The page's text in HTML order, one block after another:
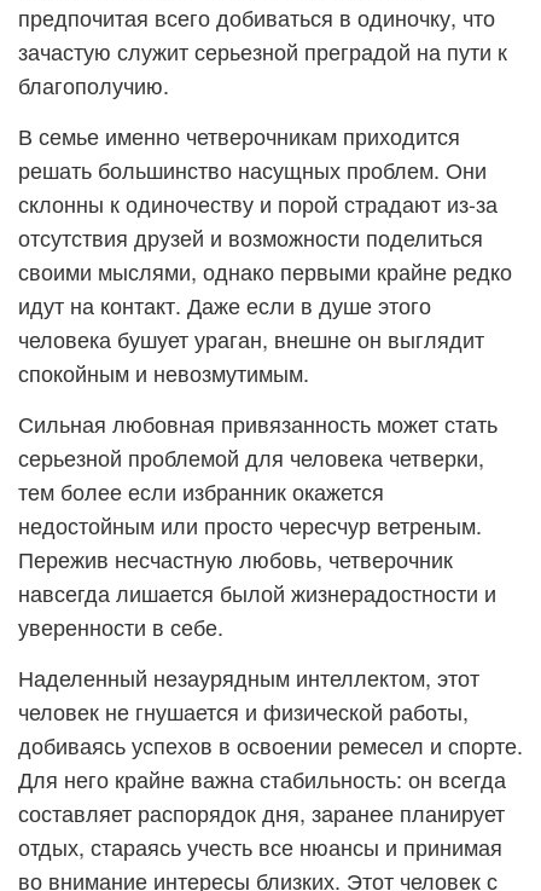
предпочитая всего добиваться в одиночку, что
зачастую служит серьезной преградой на пути к
благополучию.
В семье именно четверочникам приходится
решать большинство насущных проблем. Они
склонны к одиночеству и порой страдают из-за
отсутствия друзей и возможности поделиться
своими мыслями, однако первыми крайне редко
идут на контакт. Даже если в душе этого
человека бушует ураган, внешне он выглядит
спокойным и невозмутимым.
Сильная любовная привязанность может стать
серьезной проблемой для человека четверки,
тем более если избранник окажется
недостойным или просто чересчур ветреным.
Пережив несчастную любовь, четверочник
навсегда лишается былой жизнерадостности и
уверенности в себе.
Наделенный незаурядным интеллектом, этот
человек не гнушается и физической работы,
добиваясь успехов в освоении ремесел и спорте.
Для него крайне важна стабильность: он всегда
составляет распорядок дня, заранее планирует
отдых, стараясь учесть все нюансы и принимая
во внимание интересы близких. Этот человек с